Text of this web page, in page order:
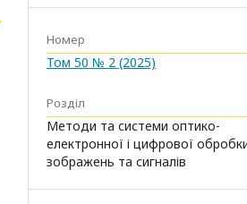
Номер
Том 50 № 2 (2025)
Розділ
Методи та системи оптико-
електронної і цифрової
зображень та сигналів